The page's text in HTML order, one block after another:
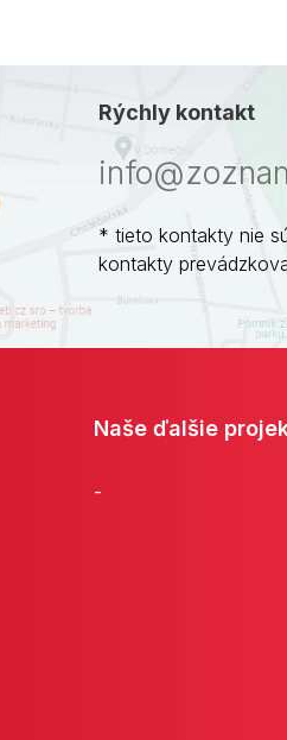
Rýchly kontakt
* tieto kontakty nie
kontakty
Naše ďalšie
-